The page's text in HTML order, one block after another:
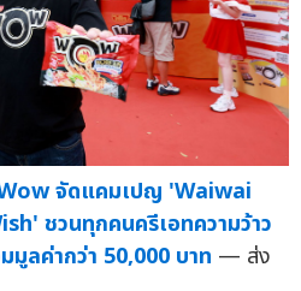
จัดแคมเปญ 'Waiwai
ชวนทุกคนครีเอทความว้าว
มูลค่ากว่า 50,000 บาท — ส่ง